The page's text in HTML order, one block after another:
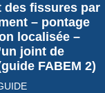
des fissures par
– pontage
localisée –
joint de
FABEM 2)